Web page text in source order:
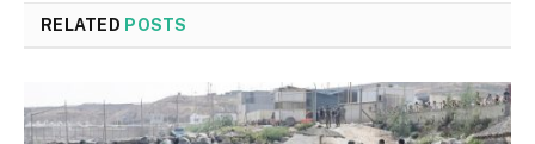
RELATED POSTS